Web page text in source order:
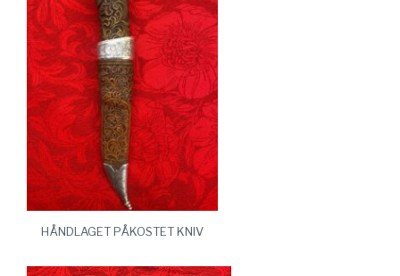
HÅNDLAGET PÅKOSTET KNIV